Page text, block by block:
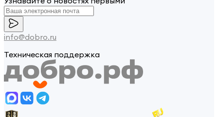
info@dobro.ru
Техническая поддержка